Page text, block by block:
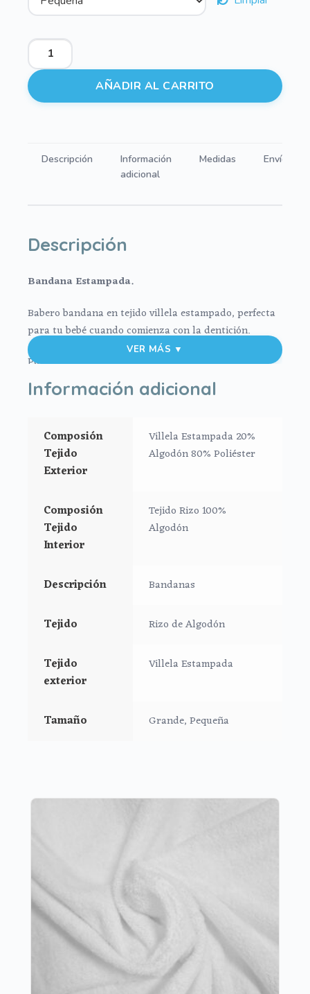
Bandanas
Luan
Tostado
-
AÑADIR AL CARRITO
Descripción
Información
adicional
Medidas Envíos
Descripción
Bandana Estampada.
Babero bandana en tejido villela estampado, perfecta
para tu bebé cuando comienza con la dentición.
Por la parte de atrás rizo de algodón.
Elige tu tamaño.
siempre agua fría, jabones no abrasivos y secado al
natural.
VER MÁS ▼
Información adicional
Composión
Tejido
Exterior
Villela Estampada 20%
Algodón 80% Poliéster
Composión
Tejido
Interior
Tejido Rizo 100%
Algodón
Descripción Bandanas
Tejido Rizo de Algodón
Tejido
exterior
Villela Estampada
Tamaño Grande, Pequeña